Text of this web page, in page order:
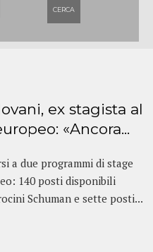
CERCA
ex stagista al
«Ancora...
a due programmi di stage
140 posti disponibili
Schuman e sette posti...